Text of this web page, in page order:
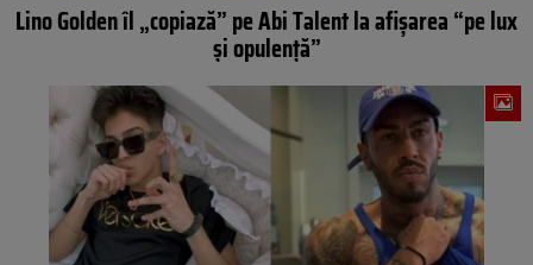
Lino Golden îl „copiază” pe Abi Talent la afișarea “pe lux
și opulență”